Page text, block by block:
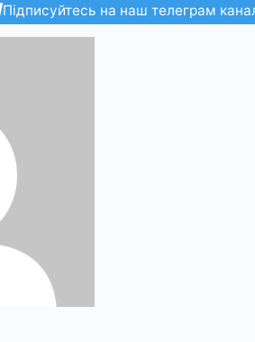
Підписуйтесь на наш телеграм